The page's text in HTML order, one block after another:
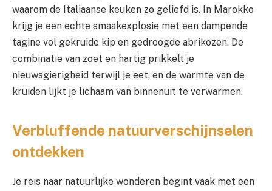
waarom de Italiaanse keuken zo geliefd is. In Marokko
krijg je een echte smaakexplosie met een dampende
tagine vol gekruide kip en gedroogde abrikozen. De
combinatie van zoet en hartig prikkelt je
nieuwsgierigheid terwijl je eet, en de warmte van de
kruiden lijkt je lichaam van binnenuit te verwarmen.
Verbluffende natuurverschijnselen
ontdekken
Je reis naar natuurlijke wonderen begint vaak met een